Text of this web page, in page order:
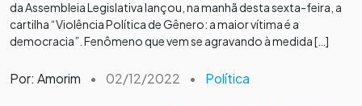
da Assembleia Legislativa lançou, na manhã desta sexta-feira, a
cartilha “Violência Política de Gênero: a maior vítima é a
democracia”. Fenômeno que vem se agravando à medida […]
Por: Amorim • 02/12/2022 • Política